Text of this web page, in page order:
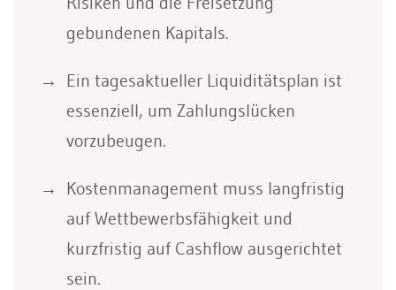
gebundenen Kapitals.
Ein tagesaktueller Liquiditätsplan ist
essenziell, um Zahlungslücken
vorzubeugen.
Kostenmanagement muss langfristig
auf Wettbewerbsfähigkeit und
kurzfristig auf Cashflow ausgerichtet
sein.